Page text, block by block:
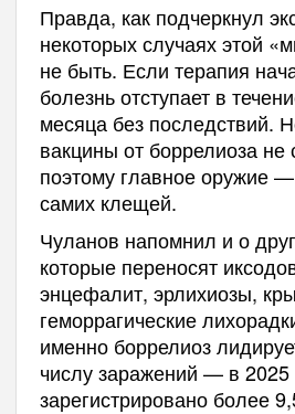
Правда, как подчеркнул
некоторых случаях этой
не быть. Если терапия
болезнь отступает в
месяца без последствий.
вакцины от боррелиоза не
поэтому главное оружие
самих клещей.
Чуланов напомнил и о
которые переносят
энцефалит, эрлихиозы,
геморрагические
именно боррелиоз
числу заражений — в 2025
зарегистрировано более